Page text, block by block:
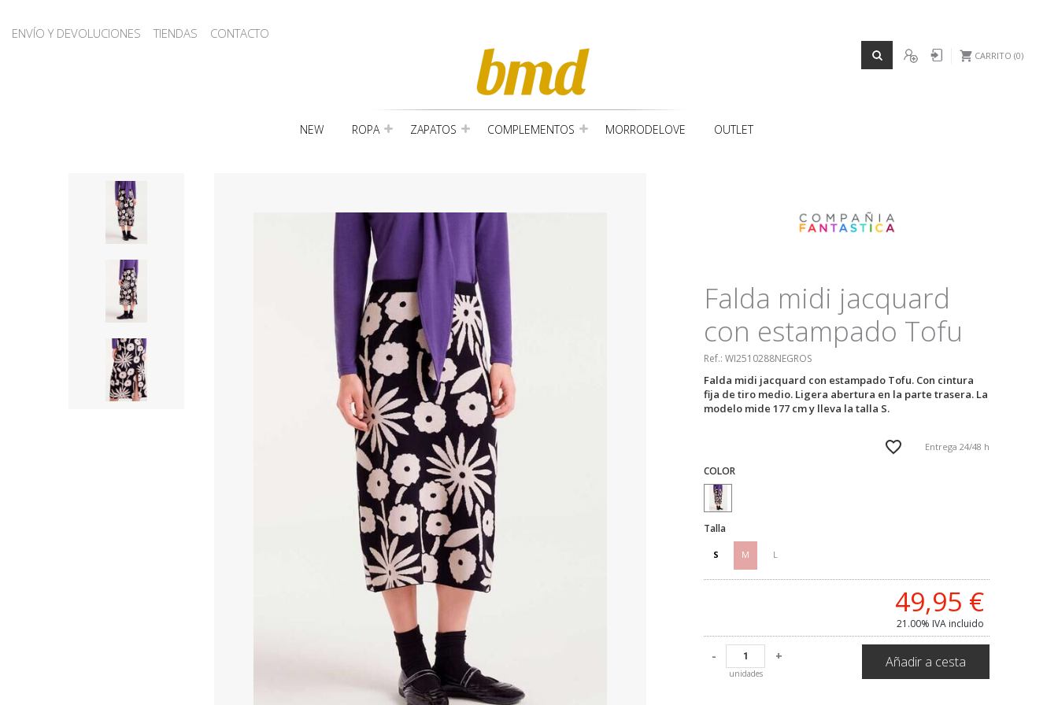
REGISTRO
Iniciar sesión CARRITO 0
ENVÍO Y DEVOLUCIONES TIENDAS CONTACTO
NEW ROPA ZAPATOS COMPLEMENTOS MORRODELOVE OUTLET
Falda midi jacquard
con estampado Tofu
Ref.:WI2510288NEGROS
Falda midi jacquard con estampado Tofu. Con cintura
fija de tiro medio. Ligera abertura en la parte trasera. La
modelo mide 177 cm y lleva la talla S.
Entrega 24/48 h
COLOR
Talla
S M L
49,95 €
21.00% IVA incluido
-
unidades
+ Añadir a cesta